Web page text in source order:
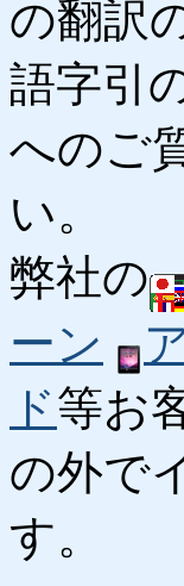
の翻訳
語字引
へのご
い。
弊社の
ーン
ド等お
の外で
す。